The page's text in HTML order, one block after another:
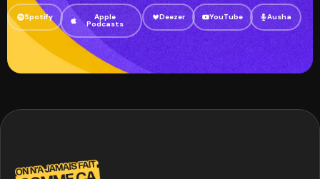
Spotify Apple
Podcasts
Deezer YouTube Ausha